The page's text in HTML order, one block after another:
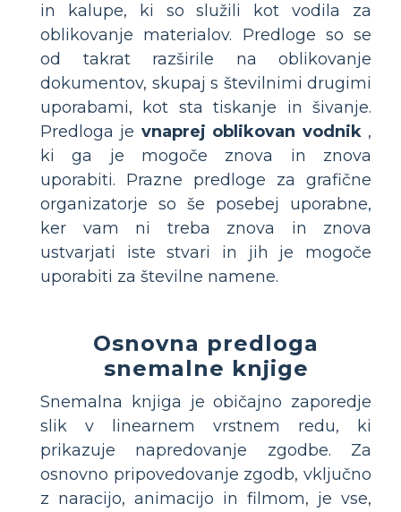
in kalupe, ki so služili kot vodila za
oblikovanje materialov. Predloge so se
od takrat razširile na oblikovanje
dokumentov, skupaj s številnimi drugimi
uporabami, kot sta tiskanje in šivanje.
Predloga je vnaprej oblikovan vodnik,
ki ga je mogoče znova in znova
uporabiti. Prazne predloge za grafične
organizatorje so še posebej uporabne,
ker vam ni treba znova in znova
ustvarjati iste stvari in jih je mogoče
uporabiti za številne namene.
Osnovna predloga
snemalne knjige
Snemalna knjiga je običajno zaporedje
slik v linearnem vrstnem redu, ki
prikazuje napredovanje zgodbe. Za
osnovno pripovedovanje zgodb, vključno
z naracijo, animacijo in filmom, je vse,